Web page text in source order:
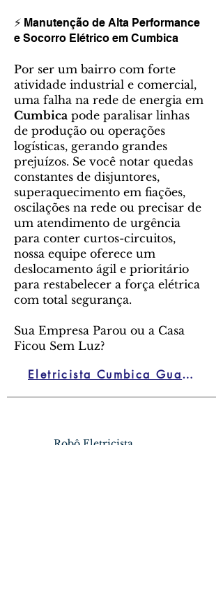
⚡ Manutenção de Alta Performance
e Socorro Elétrico em Cumbica
Por ser um bairro com forte
atividade industrial e comercial,
uma falha na rede de energia em
Cumbica pode paralisar linhas
de produção ou operações
logísticas, gerando grandes
prejuízos. Se você notar quedas
constantes de disjuntores,
superaquecimento em fiações,
oscilações na rede ou precisar de
um atendimento de urgência
para conter curtos-circuitos,
nossa equipe oferece um
deslocamento ágil e prioritário
para restabelecer a força elétrica
com total segurança.
Sua Empresa Parou ou a Casa
Ficou Sem Luz?
Eletricista Cumbica Guarulhos
Robô Eletricista